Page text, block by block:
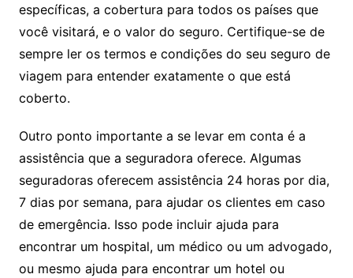
específicas, a cobertura para todos os países que
você visitará, e o valor do seguro. Certifique-se de
sempre ler os termos e condições do seu seguro de
viagem para entender exatamente o que está
coberto.
Outro ponto importante a se levar em conta é a
assistência que a seguradora oferece. Algumas
seguradoras oferecem assistência 24 horas por dia,
7 dias por semana, para ajudar os clientes em caso
de emergência. Isso pode incluir ajuda para
encontrar um hospital, um médico ou um advogado,
ou mesmo ajuda para encontrar um hotel ou